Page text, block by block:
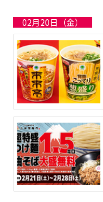
02月20日（金）